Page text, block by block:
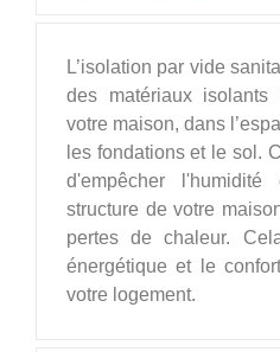
L’isolation par vide
des matériaux
votre maison, dans
les fondations et le sol.
d'empêcher
structure de votre
pertes de chaleur.
énergétique et le
votre logement.